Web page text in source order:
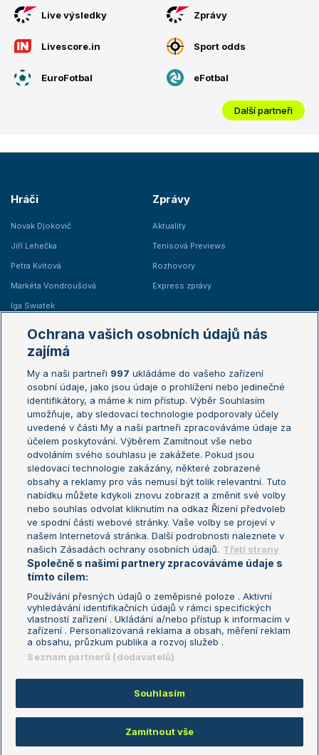
Live výsledky Zprávy
Livescore.in Sport odds
EuroFotbal eFotbal
Další partneři
Hráči
Novak Djokovič
Jiří Lehečka
Petra Kvitová
Markéta Vondroušová
Iga Swiatek
Zprávy
Aktuality
Tenisová Previews
Rozhovory
Express zprávy
Žebříčky
Žebříček ATP (muži)
Žebříček WTA (ženy)
Sázkařský žebříček
Australian Open
French Open
Wimbledon
US Open
Turnaj mistrů
Turnaj mistryň
Aktualní trendy
Fotbalové přestupy
Livesport Daily
LS Prague Open
Podmínky užití
Nastavení soukromí
GDPR a žurnalistika
Reklama
Kontakt
Informace o zpracování osobních
údajů
Copyright © 2008-2026 TenisPortal.cz. Využíváme zpravodajství ČTK.
Ochrana vašich osobních údajů nás
zajímá
My a naši partneři 997 ukládáme do vašeho zařízení
osobní údaje, jako jsou údaje o prohlížení nebo jedinečné
identifikátory, a máme k nim přístup. Výběr Souhlasím
umožňuje, aby sledovací technologie podporovaly účely
uvedené v části My a naši partneři zpracováváme údaje za
účelem poskytování. Výběrem Zamítnout vše nebo
odvoláním svého souhlasu je zakážete. Pokud jsou
sledovací technologie zakázány, některé zobrazené
obsahy a reklamy pro vás nemusí být tolik relevantní. Tuto
nabídku můžete kdykoli znovu zobrazit a změnit své volby
nebo souhlas odvolat kliknutím na odkaz Řízení předvoleb
ve spodní části webové stránky. Vaše volby se projeví v
našem Internetová stránka. Další podrobnosti naleznete v
našich Zásadách ochrany osobních údajů. Třetí strany
Společně s našimi partnery zpracováváme údaje s
tímto cílem:
Používání přesných údajů o zeměpisné poloze . Aktivní
vyhledávání identifikačních údajů v rámci specifických
vlastností zařízení . Ukládání a/nebo přístup k informacím v
zařízení . Personalizovaná reklama a obsah, měření reklam
a obsahu, průzkum publika a rozvoj služeb .
Seznam partnerů (dodavatelů)
Souhlasím
Zamítnout vše